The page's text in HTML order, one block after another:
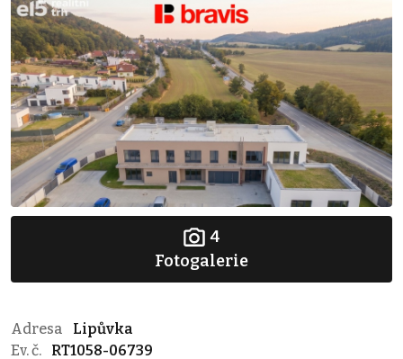
4
Fotogalerie
Adresa
Lipůvka
Ev. č.
RT1058-06739